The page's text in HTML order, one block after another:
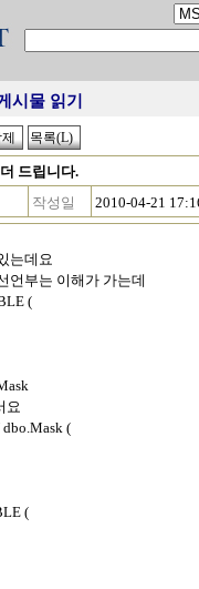
시물 읽기
드립니다.
작성일 2010-04-21
는데요
언부는 이해가 가는데
(
요
(
(